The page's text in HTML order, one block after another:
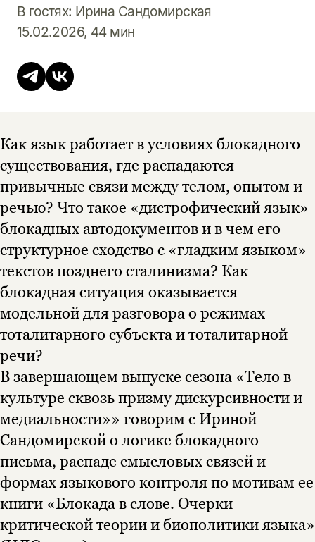
В гостях: Ирина Сандомирская
15.02.2026, 44 мин
Как язык работает в условиях блокадного
существования, где распадаются
привычные связи между телом, опытом и
речью? Что такое «дистрофический язык»
блокадных автодокументов и в чем его
структурное сходство с «гладким языком»
текстов позднего сталинизма? Как
блокадная ситуация оказывается
модельной для разговора о режимах
тоталитарного субъекта и тоталитарной
речи?
В завершающем выпуске сезона «Тело в
культуре сквозь призму дискурсивности и
медиальности»» говорим с Ириной
Сандомирской о логике блокадного
письма, распаде смысловых связей и
формах языкового контроля по мотивам ее
книги «Блокада в слове. Очерки
критической теории и биополитики языка»
Подписка на рассылку
Раз в неделю мы отправляем рассылку
о книгах и событиях «НЛО».
За подписку дарим промокод на
скидку 15%
Этой книги временно
нет в продаже.
Вы можете подписаться на
уведомления, и при поступлении книги
на склад получить письмо на указанный
электронный адрес.
Эта книга